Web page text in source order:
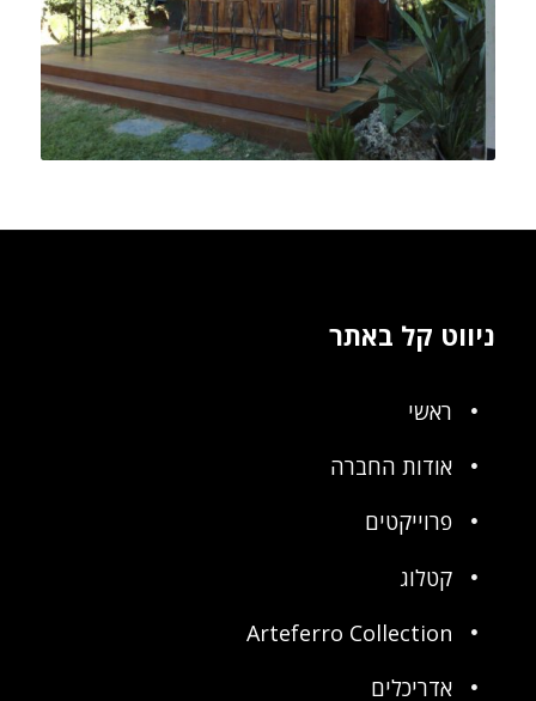
ניווט קל באתר
ראשי
אודות החברה
פרוייקטים
קטלוג
Arteferro Collection
אדריכלים